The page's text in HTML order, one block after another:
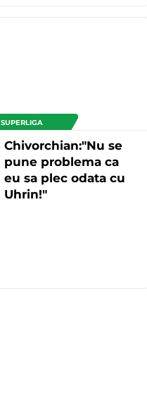
SUPERLIGA
Chivorchian:"Nu se
pune problema ca
eu sa plec odata cu
Uhrin!"